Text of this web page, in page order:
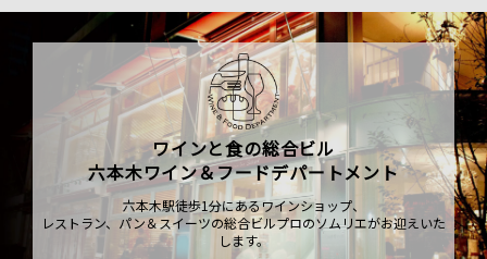
ワインと食の総合ビル
六本木ワイン＆フードデパートメント
六本木駅徒歩1分にあるワインショップ、
レストラン、パン＆スイーツの総合ビルプロのソムリエがお迎えいた
します。